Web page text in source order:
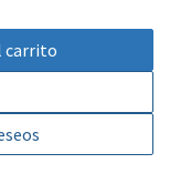
carrito